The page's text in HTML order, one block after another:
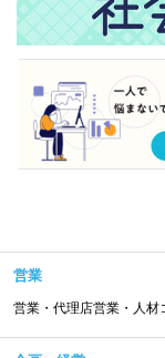
営業
営業・代理店営業・人材